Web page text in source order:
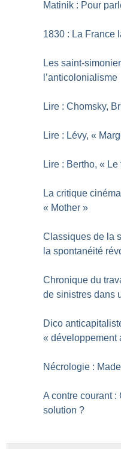
Matinik : Pour
1830 : La France
Les saint-
l’anticolonialisme
Lire : Chomsky,
Lire : Lévy, «
Lire : Bertho, «
La critique
« Mother »
Classiques de la
la spontanéité
Chronique du
de sinistres dans
Dico
« développement
Nécrologie :
A contre courant
solution ?